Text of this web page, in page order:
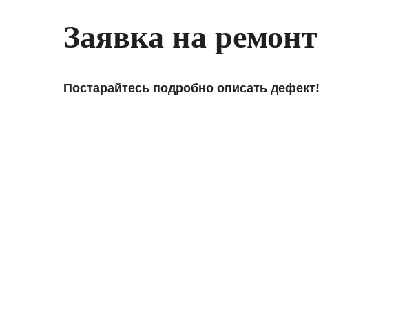
Заявка на ремонт
Постарайтесь подробно описать дефект!